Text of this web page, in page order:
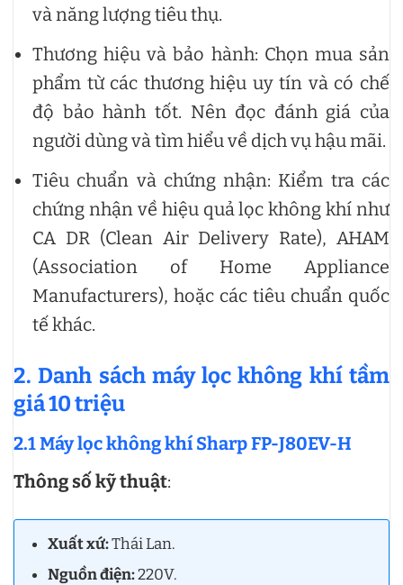
và năng lượng tiêu thụ.
Thương hiệu và bảo hành: Chọn mua sản
phẩm từ các thương hiệu uy tín và có chế
độ bảo hành tốt. Nên đọc đánh giá của
người dùng và tìm hiểu về dịch vụ hậu mãi.
Tiêu chuẩn và chứng nhận: Kiểm tra các
chứng nhận về hiệu quả lọc không khí như
CA DR (Clean Air Delivery Rate), AHAM
(Association of Home Appliance
Manufacturers), hoặc các tiêu chuẩn quốc
tế khác.
2.Danh sách máy lọc không khí tầm
giá 10 triệu
2.1 Máy lọc không khí Sharp FP-J80EV-H
Thông số kỹ thuật:
Xuất xứ:Thái Lan.
Nguồn điện:220V.